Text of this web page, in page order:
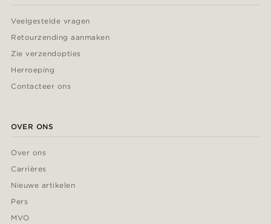
Veelgestelde vragen
Retourzending aanmaken
Zie verzendopties
Herroeping
Contacteer ons
OVER ONS
Over ons
Carrières
Nieuwe artikelen
Pers
MVO